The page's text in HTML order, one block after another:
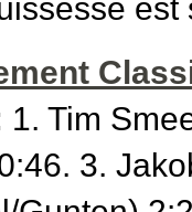
1. Tim
3.